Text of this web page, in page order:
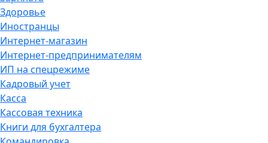
Здоровье
Иностранцы
Интернет-магазин
Интернет-предпринимателям
ИП на спецрежиме
Кадровый учет
Касса
Кассовая техника
Книги для бухгалтера